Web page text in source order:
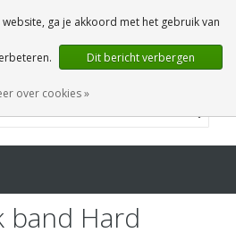
0 Artikelen
band Hard
ga je akkoord met het gebruik van
Dit bericht verbergen
over cookies »